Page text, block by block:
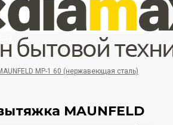
31 (МТС)
MP-1 60 (нержавеющая сталь)
MAUNFELD